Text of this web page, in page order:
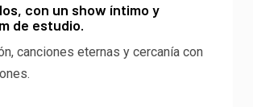
con un show íntimo y
de estudio.
canciones eternas y cercanía con